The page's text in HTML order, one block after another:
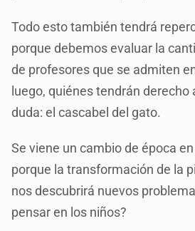
Todo esto también tendrá
porque debemos evaluar la
de profesores que se admiten
luego, quiénes tendrán derecho
duda: el cascabel del gato.
Se viene un cambio de época
porque la transformación de la
nos descubrirá nuevos
pensar en los niños?